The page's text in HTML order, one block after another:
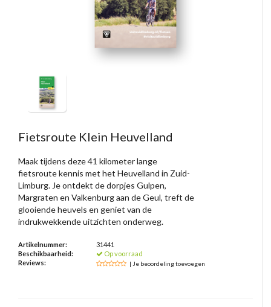
Fietsroute Klein Heuvelland
Maak tijdens deze 41 kilometer lange
fietsroute kennis met het Heuvelland in Zuid-
Limburg. Je ontdekt de dorpjes Gulpen,
Margraten en Valkenburg aan de Geul, treft de
glooiende heuvels en geniet van de
indrukwekkende uitzichten onderweg.
Artikelnummer:
31441
Beschikbaarheid:
Op voorraad
Reviews:
| Je beoordeling toevoegen